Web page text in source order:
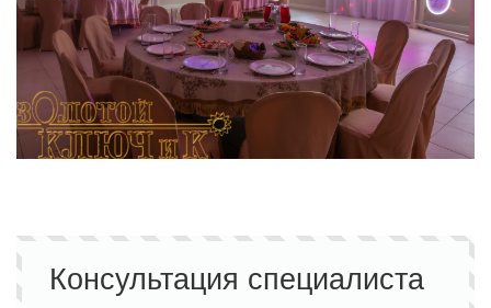
Консультация специалиста